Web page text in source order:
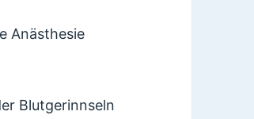
Anästhesie
Blutgerinnseln